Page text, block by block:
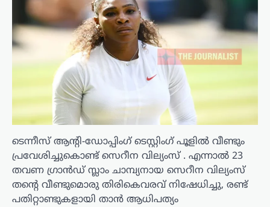
ടെന്നീസ് ആന്റി-ഡോപ്പിംഗ് ടെസ്റ്റിംഗ് പൂളിൽ വീണ്ടും
പ്രവേശിച്ചുകൊണ്ട് സെറീന വില്യംസ് . എന്നാൽ 23
തവണ ഗ്രാൻഡ് സ്ലാം ചാമ്പ്യനായ സെറീന വില്യംസ്
തന്റെ വീണ്ടുമൊരു തിരികെവരവ് നിഷേധിച്ചു, രണ്ട്
പതിറ്റാണ്ടുകളായി താൻ ആധിപത്യം